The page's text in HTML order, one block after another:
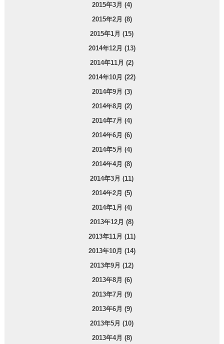
2015年3月 (4)
2015年2月 (8)
2015年1月 (15)
2014年12月 (13)
2014年11月 (2)
2014年10月 (22)
2014年9月 (3)
2014年8月 (2)
2014年7月 (4)
2014年6月 (6)
2014年5月 (4)
2014年4月 (8)
2014年3月 (11)
2014年2月 (5)
2014年1月 (4)
2013年12月 (8)
2013年11月 (11)
2013年10月 (14)
2013年9月 (12)
2013年8月 (6)
2013年7月 (9)
2013年6月 (9)
2013年5月 (10)
2013年4月 (8)